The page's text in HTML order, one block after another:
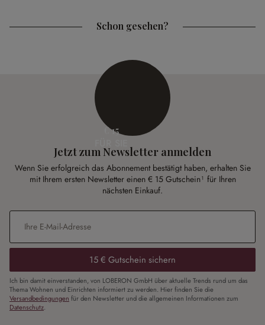
Schon gesehen?
€ 15
Jetzt zum Newsletter anmelden
Wenn Sie erfolgreich das Abonnement bestätigt haben, erhalten Sie
mit Ihrem ersten Newsletter einen € 15 Gutschein¹ für Ihren
nächsten Einkauf.
E-Mail-Adresse
15 € Gutschein sichern
Ich bin damit einverstanden, von LOBERON GmbH über aktuelle Trends rund um das
Thema Wohnen und Einrichten informiert zu werden. Hier finden Sie die
Versandbedingungen für den Newsletter und die allgemeinen Informationen zum
Datenschutz.